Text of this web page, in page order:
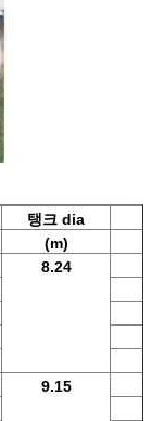
탱크 dia
(m)
8.24
9.15